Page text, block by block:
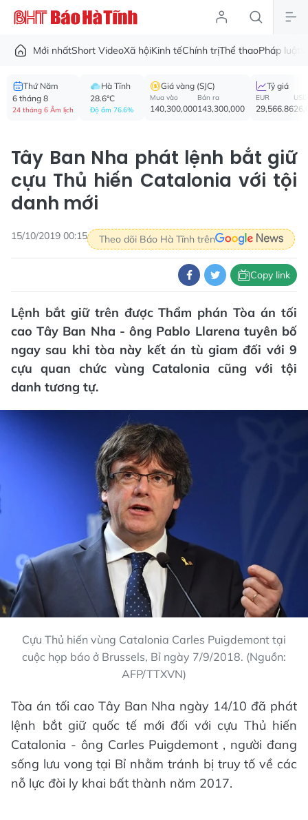
Mới nhấtShort VideoXã hộiKinh tếChính trịThể thaoPháp luật
Thứ Năm
6 tháng 8
24 tháng 6 Âm lịch
Hà Tĩnh
28.6°C
Độ ẩm 76.6%
Giá vàng (SJC)
Mua vào
140,300,000
Bán ra
143,300,000
Tỷ giá
EUR
29,566.86
USD
Tây Ban Nha phát lệnh bắt giữ
cựu Thủ hiến Catalonia với tội
danh mới
15/10/2019 00:15 Theo dõi Báo Hà Tĩnh trên
Copy link
Lệnh bắt giữ trên được Thẩm phán Tòa án tối
cao Tây Ban Nha - ông Pablo Llarena tuyên bố
ngay sau khi tòa này kết án tù giam đối với 9
cựu quan chức vùng Catalonia cũng với tội
danh tương tự.
Cựu Thủ hiến vùng Catalonia Carles Puigdemont tại
cuộc họp báo ở Brussels, Bỉ ngày 7/9/2018. (Nguồn:
AFP/TTXVN)
Tòa án tối cao Tây Ban Nha ngày 14/10 đã phát
lệnh bắt giữ quốc tế mới đối với cựu Thủ hiến
Catalonia - ông Carles Puigdemont , người đang
sống lưu vong tại Bỉ nhằm tránh bị truy tố về các
nỗ lực đòi ly khai bất thành năm 2017.